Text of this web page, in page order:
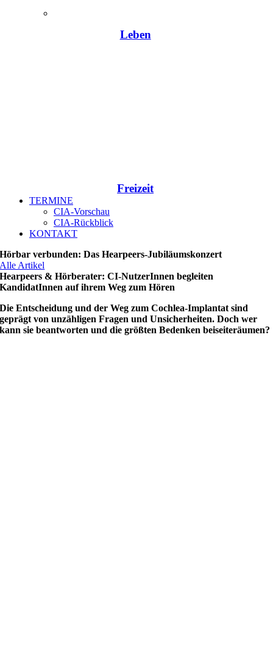
Leben
Freizeit
TERMINE
CIA-Vorschau
CIA-Rückblick
KONTAKT
Hörbar verbunden: Das Hearpeers-Jubiläumskonzert
Alle Artikel
Hearpeers & Hörberater: CI-NutzerInnen begleiten
KandidatInnen auf ihrem Weg zum Hören
Die Entscheidung und der Weg zum Cochlea-Implantat sind
geprägt von unzähligen Fragen und Unsicherheiten. Doch wer
kann sie beantworten und die größten Bedenken beiseiteräumen?